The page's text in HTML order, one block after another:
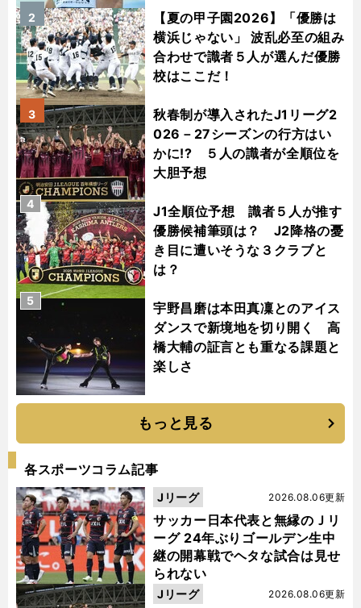
【夏の甲子園2026】「優勝は
横浜じゃない」 波乱必至の組み
合わせで識者５人が選んだ優勝
校はここだ！
2
秋春制が導入されたJ1リーグ2
026－27シーズンの行方はい
かに!? ５人の識者が全順位を
大胆予想
3
J1全順位予想 識者５人が推す
優勝候補筆頭は？ J2降格の憂
き目に遭いそうな３クラブと
は？
4
宇野昌磨は本田真凜とのアイス
ダンスで新境地を切り開く 高
橋大輔の証言とも重なる課題と
楽しさ
5
もっと見る
各スポーツコラム記事
サッカー日本代表と無縁のＪリ
ーグ 24年ぶりゴールデン生中
継の開幕戦でヘタな試合は見せ
られない
2026.08.06更新
Jリーグ
2026.08.06更新
Jリーグ